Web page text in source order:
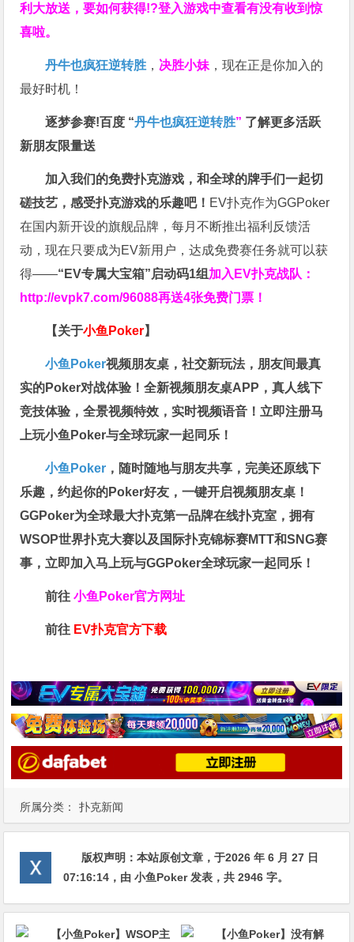
所属分类： 扑克新闻
利大放送，要如何获得!?登入游戏中查看有没有收到惊
喜啦。
丹牛也疯狂逆转胜，决胜小妹，现在正是你加入的
最好时机！
逐梦参赛!百度 “丹牛也疯狂逆转胜” 了解更多活跃
新朋友限量送
加入我们的免费扑克游戏，和全球的牌手们一起切
磋技艺，感受扑克游戏的乐趣吧！ EV扑克作为GGPoker
在国内新开设的旗舰品牌，每月不断推出福利反馈活
动，现在只要成为EV新用户，达成免费赛任务就可以获
得——“EV专属大宝箱”启动码1组加入EV扑克战队：
http://evpk7.com/96088再送4张免费门票！
【关于小鱼Poker】
小鱼Poker视频朋友桌，社交新玩法，朋友间最真
实的Poker对战体验！全新视频朋友桌APP，真人线下
竞技体验，全景视频特效，实时视频语音！立即注册马
上玩小鱼Poker与全球玩家一起同乐！
小鱼Poker ，随时随地与朋友共享，完美还原线下
乐趣，约起你的Poker好友，一键开启视频朋友桌！
GGPoker为全球最大扑克第一品牌在线扑克室，拥有
WSOP世界扑克大赛以及国际扑克锦标赛MTT和SNG赛
事，立即加入马上玩与GGPoker全球玩家一起同乐！
前往小鱼Poker官方网址
前往 EV扑克官方下载
版权声明：本站原创文章，于2026 年 6 月 27 日
07:16:14 ，由小鱼Poker发表，共 2946 字。